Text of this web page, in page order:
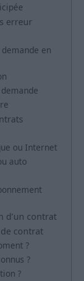
erreur
en
ou Internet
auto
d’un contrat
contrat
?
?
?